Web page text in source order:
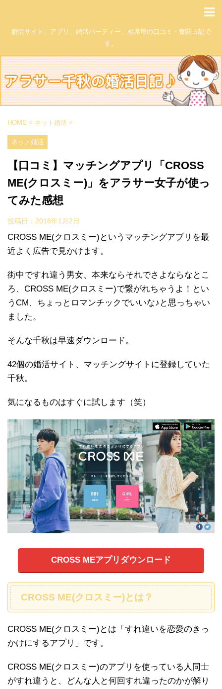
婚活サイト、アプリ、婚活パーティー、相席屋の口コミ・奮闘日記で
す。
HOME > ネット婚活 >
ネット婚活
【口コミ】マッチングアプリ「CROSS
ME(クロスミー)」をアラサー女子が使っ
てみた感想
投稿日： 2018年1月2日
CROSS ME(クロスミー)というマッチングアプリを最
近よく広告で見かけます。
街中ですれ違う男女、本来ならそれでさよならなとこ
ろ、CROSS ME(クロスミー)で繋がれちゃうよ！とい
うCM、ちょっとロマンチックでいいな♪と思っちゃい
ました。
そんな千秋は早速ダウンロード。
42個の婚活サイト、マッチングサイトに登録していた
千秋。
気になるものはすぐに試します（笑）
CROSS MEアプリダウンロード
CROSS ME(クロスミー)とは？
CROSS ME(クロスミー)とは「すれ違いを恋愛のきっ
かけにするアプリ」です。
CROSS ME(クロスミー)のアプリを使っている人同士
がすれ違うと、どんな人と何回すれ違ったのかが解り